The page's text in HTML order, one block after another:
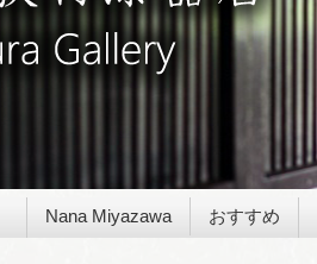
Nana Miyazawa おすすめ